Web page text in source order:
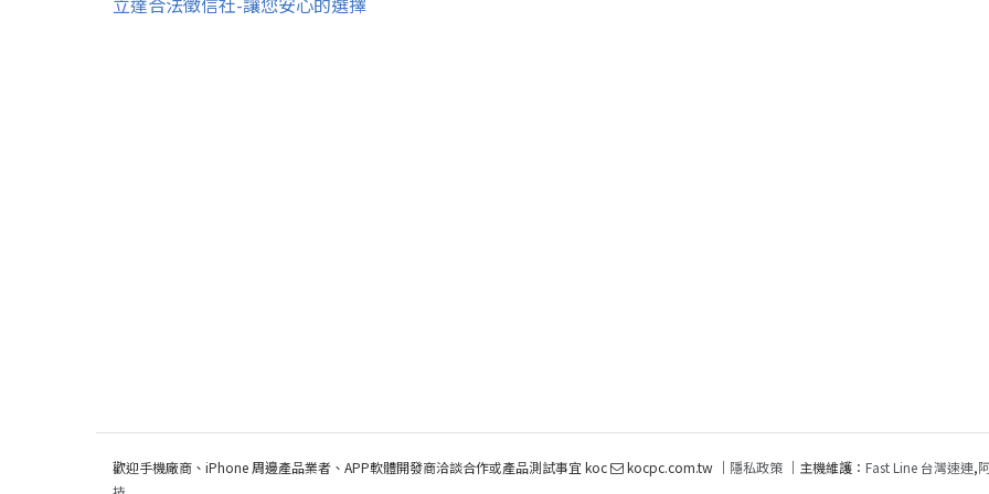
歡迎手機廠商、iPhone 周邊產品業者、APP軟體開發商洽談合作或產品測試事宜 koc kocpc.com.tw ｜ 隱私政策 ｜主機維護： Fast Line 台灣速連,